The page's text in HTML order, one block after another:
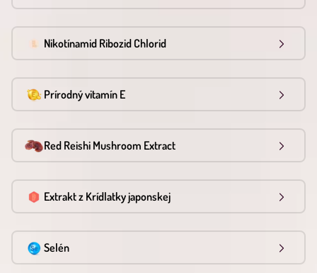
Nikotínamid Ribozid Chlorid
Prírodný vitamín E
Red Reishi Mushroom Extract
Extrakt z Krídlatky japonskej
Selén